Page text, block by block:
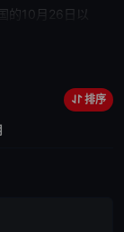
日以
安司令官全斗光发
李泰信为首的镇压
逝而去…
排序